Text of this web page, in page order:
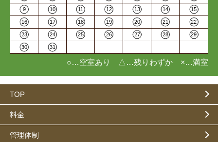
9 10 11 12 13 14 15
16 17 18 19 20 21 22
23 24 25 26 27 28 29
30 31
○…空室あり △…残りわずか ×…満室
TOP
料金
管理体制